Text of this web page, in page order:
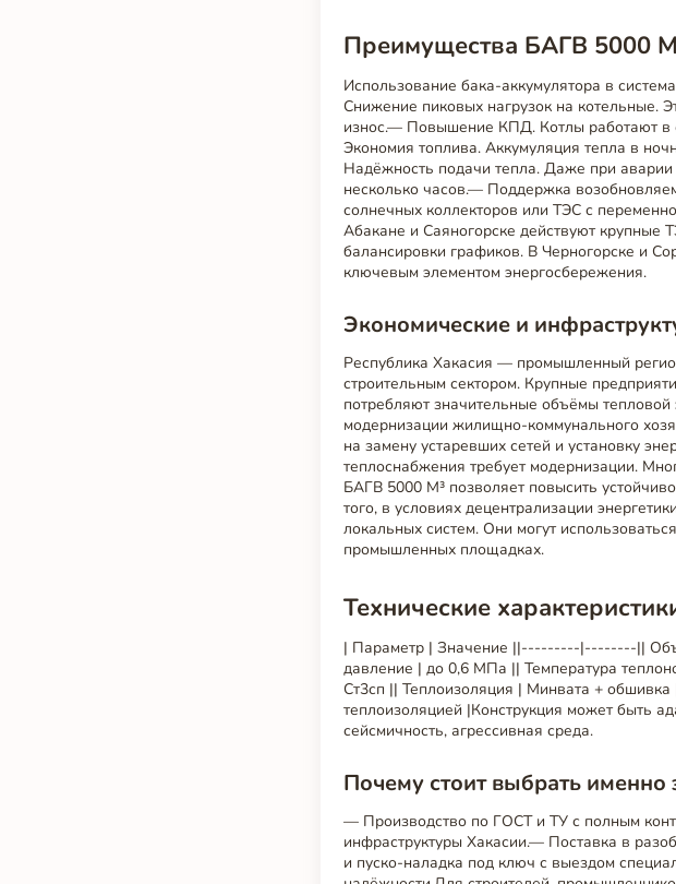
Преимущества БАГВ 5000
Использование бака-аккумулятора в
Снижение пиковых нагрузок на котельные.
износ.— Повышение КПД. Котлы работают в
Экономия топлива. Аккумуляция тепла в
Надёжность подачи тепла. Даже при аварии
несколько часов.— Поддержка
солнечных коллекторов или ТЭС с
Абакане и Саяногорске действуют крупные
балансировки графиков. В Черногорске и
ключевым элементом энергосбережения.
Экономические и
Республика Хакасия — промышленный
строительным сектором. Крупные
потребляют значительные объёмы
модернизации жилищно-коммунального
на замену устаревших сетей и установку
теплоснабжения требует модернизации.
БАГВ 5000 М³ позволяет повысить
того, в условиях децентрализации
локальных систем. Они могут
промышленных площадках.
Технические
| Параметр | Значение ||---------|--------||
давление | до 0,6 МПа || Температура
Ст3сп || Теплоизоляция | Минвата +
теплоизоляцией |Конструкция может быть
сейсмичность, агрессивная среда.
Почему стоит выбрать именно
— Производство по ГОСТ и ТУ с полным
инфраструктуры Хакасии.— Поставка в
и пуско-наладка под ключ с выездом